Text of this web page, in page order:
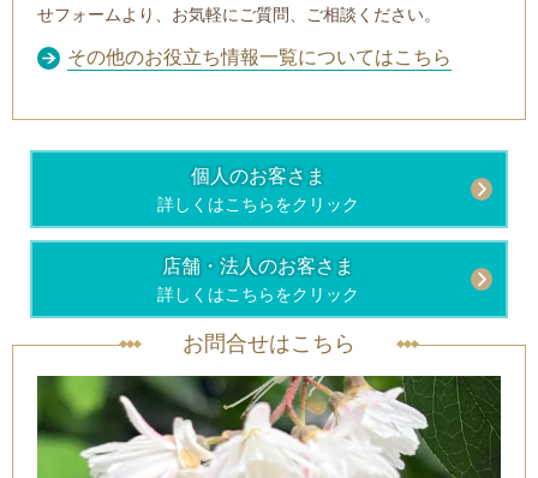
せフォームより、お気軽にご質問、ご相談ください。
その他のお役立ち情報一覧についてはこちら
個人のお客さま
詳しくはこちらをクリック
店舗・法人のお客さま
詳しくはこちらをクリック
お問合せはこちら